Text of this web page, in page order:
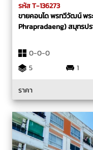
รหัส T-136273
ขายคอนโด พรทวีวัฒน์ พร
Phrapradaeng) สมุทรป
0-0-0
5
1
ราคา